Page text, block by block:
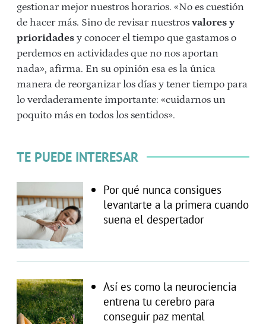
gestionar mejor nuestros horarios. «No es cuestión
de hacer más. Sino de revisar nuestros valores y
prioridades y conocer el tiempo que gastamos o
perdemos en actividades que no nos aportan
nada», afirma. En su opinión esa es la única
manera de reorganizar los días y tener tiempo para
lo verdaderamente importante: «cuidarnos un
poquito más en todos los sentidos».
TE PUEDE INTERESAR
Por qué nunca consigues
levantarte a la primera cuando
suena el despertador
Así es como la neurociencia
entrena tu cerebro para
conseguir paz mental